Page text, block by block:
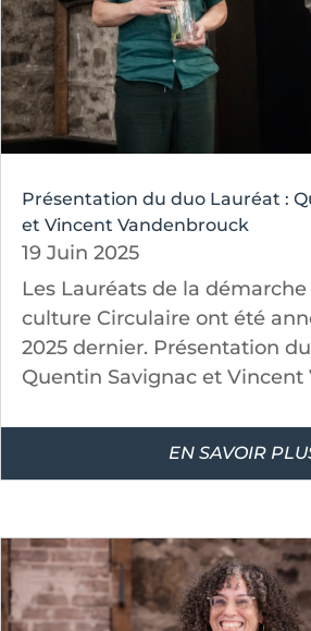
Présentation du duo Lauréat :
et Vincent Vandenbrouck
19 Juin 2025
Les Lauréats de la
culture Circulaire ont été
2025 dernier. Présentation
Quentin Savignac et Vincent
EN SAVOIR